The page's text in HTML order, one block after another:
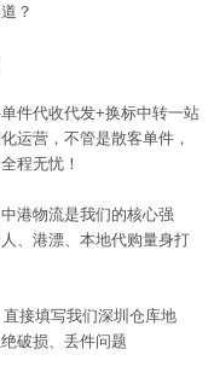
？
件代收代发+换标中转一站
运营，不管是散客单件，
程无忧！
港物流是我们的核心强
、港漂、本地代购量身打
接填写我们深圳仓库地
破损、丢件问题